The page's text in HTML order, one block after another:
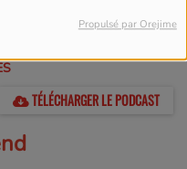
Propulsé par Orejime
TÉLÉCHARGER LE PODCAST